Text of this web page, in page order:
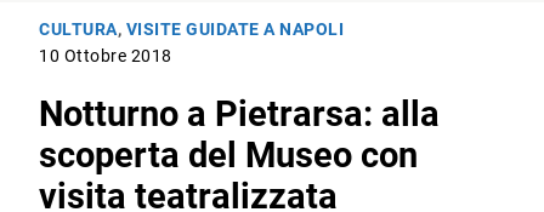
CULTURA, VISITE GUIDATE A NAPOLI
10 Ottobre 2018
Notturno a Pietrarsa: alla
scoperta del Museo con
visita teatralizzata